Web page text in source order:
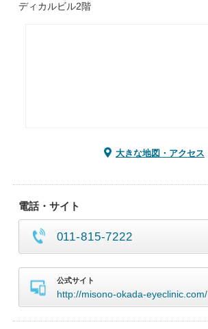
ディカルビル2階
大きな地図・アクセス
電話・サイト
011-815-7222
公式サイト
http://misono-okada-eyeclinic.com/